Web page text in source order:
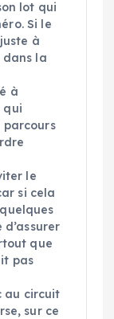
lot qui
Si le
à
la
à
qui
parcours
le
si cela
que
pas
au circuit
sur ce